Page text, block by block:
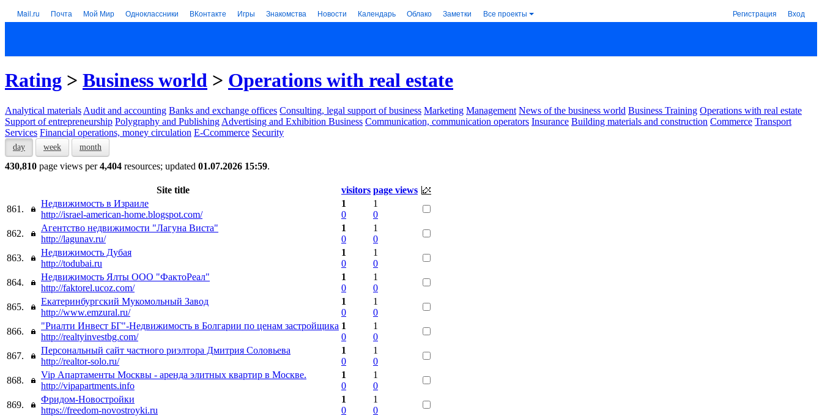
Mail.ru Почта Мой Мир Одноклассники ВКонтакте Игры Знакомства Новости Календарь Облако Заметки Все проекты Регистрация Вход
Rating > Business world > Operations with real estate
Analytical materials Audit and accounting Banks and exchange offices Consulting, legal support of business Marketing Management News of the business world Business Training Operations with real estate
Support of entrepreneurship Polygraphy and Publishing Advertising and Exhibition Business Communication, communication operators Insurance Building materials and construction Commerce Transport
Services Financial operations, money circulation E-Ccommerce Security
day week month
430,810 page views per4,404 resources; updated 01.07.2026 15:59.
Site title visitors page views
861.
Недвижимость в Израиле
http://israel-american-home.blogspot.com/
1
0
1
0
862.
Агентство недвижимости "Лагуна Виста"
http://lagunav.ru/
1
0
1
0
863.
Недвижимость Дубая
http://todubai.ru
1
0
1
0
864.
Недвижимость Ялты ООО "ФактоРеал"
http://faktorel.ucoz.com/
1
0
1
0
865.
Екатеринбургский Мукомольный Завод
http://www.emzural.ru/
1
0
1
0
866.
"Риалти Инвест БГ"-Недвижимость в Болгарии по ценам застройщика
http://realtyinvestbg.com/
1
0
1
0
867.
Персональный сайт частного риэлтора Дмитрия Соловьева
http://realtor-solo.ru/
1
0
1
0
868.
Vip Апартаменты Москвы - аренда элитных квартир в Москве.
http://vipapartments.info
1
0
1
0
869.
Фридом-Новостройки
https://freedom-novostroyki.ru
1
0
1
0